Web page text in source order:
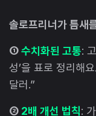
솔로프리너가 틈새
①수치화된 고통:
성’을 표로 정리해
달러.”
② 2배 개선 법칙: